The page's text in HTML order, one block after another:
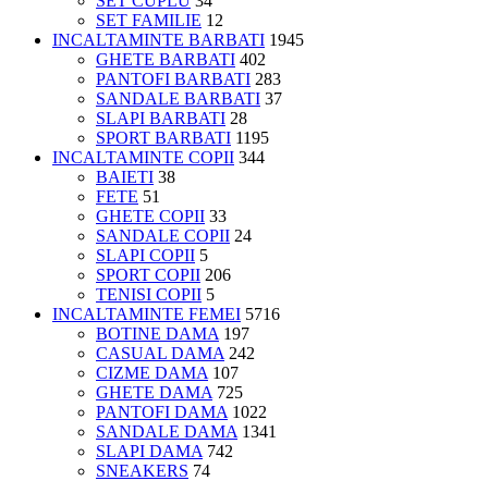
SET FAMILIE 12
INCALTAMINTE BARBATI 1945
GHETE BARBATI 402
PANTOFI BARBATI 283
SANDALE BARBATI 37
SLAPI BARBATI 28
SPORT BARBATI 1195
INCALTAMINTE COPII 344
BAIETI 38
FETE 51
GHETE COPII 33
SANDALE COPII 24
SLAPI COPII 5
SPORT COPII 206
TENISI COPII 5
INCALTAMINTE FEMEI 5716
BOTINE DAMA 197
CASUAL DAMA 242
CIZME DAMA 107
GHETE DAMA 725
PANTOFI DAMA 1022
SANDALE DAMA 1341
SLAPI DAMA 742
SNEAKERS 74